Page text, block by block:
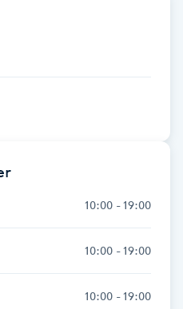
10:00 - 19:00
10:00 - 19:00
10:00 - 19:00